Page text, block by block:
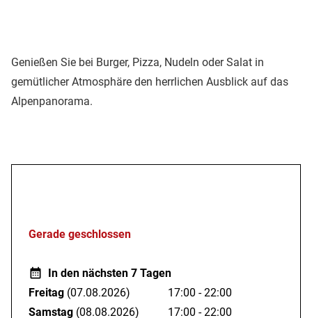
Genießen Sie bei Burger, Pizza, Nudeln oder Salat in
gemütlicher Atmosphäre den herrlichen Ausblick auf das
Alpenpanorama.
Gerade geschlossen
In den nächsten 7 Tagen
Freitag (07.08.2026)
17:00 - 22:00
Samstag (08.08.2026)
17:00 - 22:00